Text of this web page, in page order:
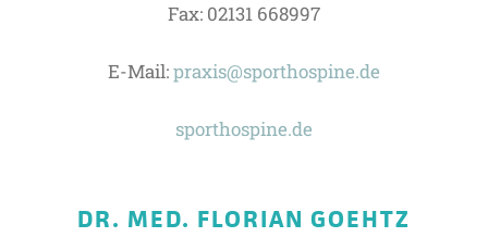
Fax: 02131 668997
E-Mail:praxis@sporthospine.de
sporthospine.de
DR. MED. FLORIAN GOEHTZ